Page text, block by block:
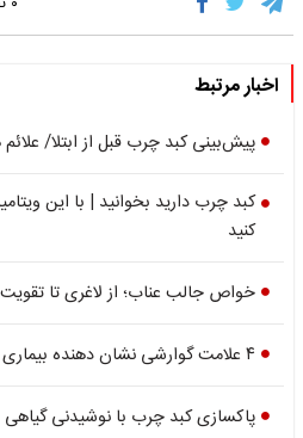
اخبار مرتبط
پیش‌بینی کبد چرب قبل از ابتلا/
کبد چرب دارید بخوانید | با این
کنید
خواص جالب عناب؛ از لاغری تا
۴ علامت گوارشی نشان دهنده بیماری کبد چرب
پاکسازی کبد چرب با نوشیدنی گیاهی